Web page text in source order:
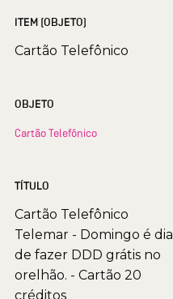
ITEM (OBJETO)
Cartão Telefônico
OBJETO
Cartão Telefônico
TÍTULO
Cartão Telefônico
Telemar - Domingo é dia
de fazer DDD grátis no
orelhão. - Cartão 20
créditos